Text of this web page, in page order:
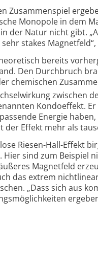
Zusammen­spiel
Monopole in dem
der Natur nicht gibt.
stakes
bereits
Den Durchbruch
chemischen
zwischen
Kondo­effekt.
Energie
der Effekt mehr als
Riesen-Hall-Effekt
Hier sind zum Beispiel
Magnetfeld
das extrem
„Dass sich aus